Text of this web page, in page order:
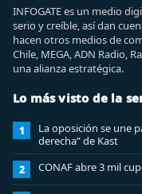
INFOGATE es un medio
serio y creíble, así dan
hacen otros medios de
Chile, MEGA, ADN Radio,
una alianza estratégica.
Lo más visto de la
1
La oposición se une
derecha” de Kast
2 CONAF abre 3 mil